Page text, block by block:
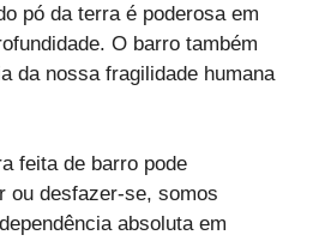
pó da terra é poderosa em
O barro também
da nossa fragilidade humana
feita de barro pode
ou desfazer-se, somos
absoluta em